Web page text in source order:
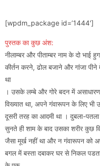
[wpdm_package id=’1444′]
पुस्तक का कुछ अंश:
नीलाम्बर और पीताम्बर नाम के दो भाई
कीर्तन करने, ढोल बजाने और गांजा
था
। उसके लम्बे और गोरे बदन में
विख्यात था, अपने गंवारूपन के लिए भी
दूसरी तरह का आदमी था । दुबला-
सुनते ही शाम के बाद उसका शरीर कुछ
जैसा मूर्ख नहीं था और न गंवारूपन को
बगल में बस्ता दबाकर घर से निकल